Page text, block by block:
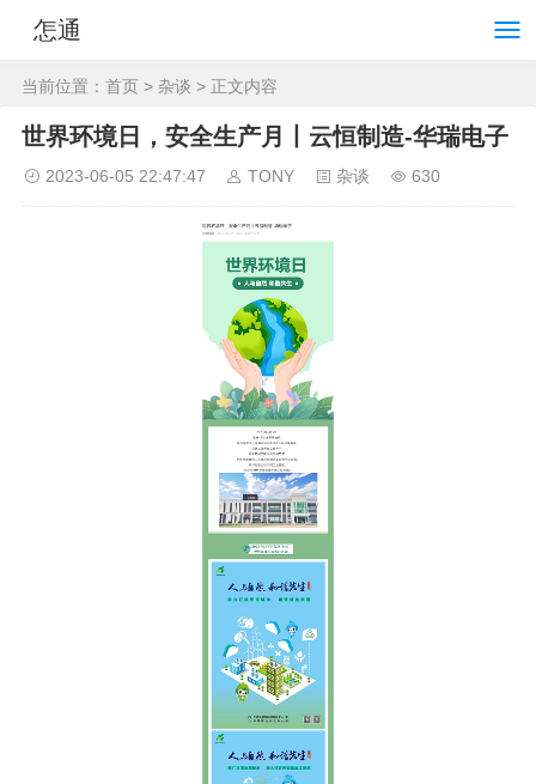
怎通
当前位置： 首页 > 杂谈 > 正文内容
世界环境日，安全生产月丨云恒制造-华瑞电子
2023-06-05 22:47:47 TONY 杂谈 630